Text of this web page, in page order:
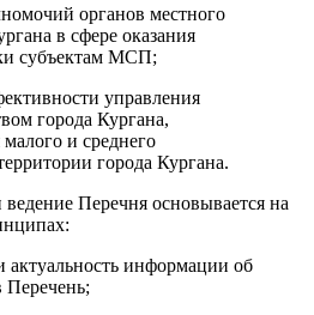
органов местного
в сфере оказания
субъектам МСП;
управления
города Кургана,
и среднего
города Кургана.
Перечня основывается на
актуальность информации об